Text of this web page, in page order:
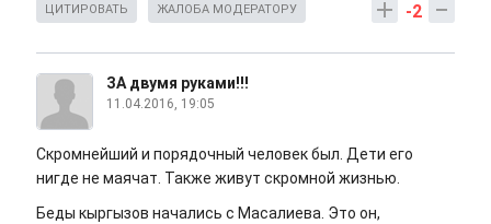
-2
ЦИТИРОВАТЬ ЖАЛОБА МОДЕРАТОРУ
ЗА двумя руками!!!
11.04.2016, 19:05
Скромнейший и порядочный человек был. Дети его
нигде не маячат. Также живут скромной жизнью.
Беды кыргызов начались с Масалиева. Это он,